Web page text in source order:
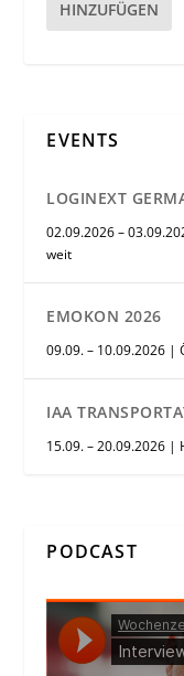
HINZUFÜGEN
EVENTS
LOGINEXT
02.09.2026 –
weit
EMOKON 2026
09.09. – 10.09.2026 |
IAA
15.09. – 20.09.2026 |
PODCAST